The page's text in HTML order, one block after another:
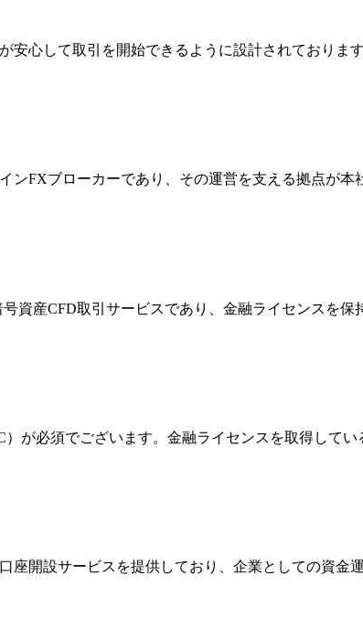
心して取引を開始できるように設計されておりま
ンFXブローカーであり、その運営を支える拠点が
資産CFD取引サービスであり、金融ライセンスを
が必須でございます。金融ライセンスを取得して
開設サービスを提供しており、企業としての資金